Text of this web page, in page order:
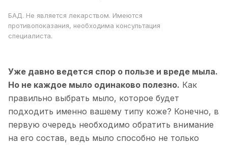
БАД. Не является лекарством. Имеются
противопоказания, необходима консультация
специалиста.
Уже давно ведется спор о пользе и вреде мыла.
Но не каждое мыло одинаково полезно. Как
правильно выбрать мыло, которое будет
подходить именно вашему типу коже? Конечно, в
первую очередь необходимо обратить внимание
на его состав, ведь мыло способно не только